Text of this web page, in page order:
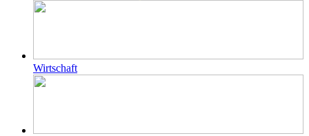
Wirtschaft